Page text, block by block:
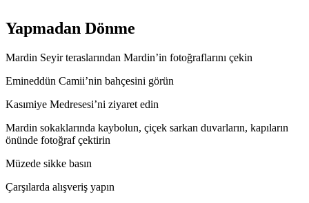
Yapmadan Dönme
Mardin Seyir teraslarından Mardin’in fotoğraflarını çekin
Emineddün Camii’nin bahçesini görün
Kasımiye Medresesi’ni ziyaret edin
Mardin sokaklarında kaybolun, çiçek sarkan duvarların, kapıların
önünde fotoğraf çektirin
Müzede sikke basın
Çarşılarda alışveriş yapın